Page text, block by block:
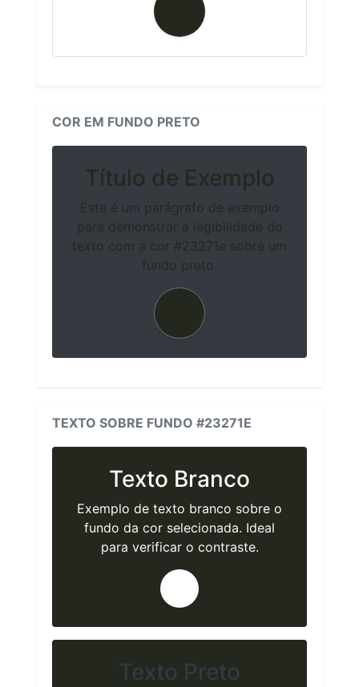
COR EM FUNDO PRETO
Título de Exemplo
Este é um parágrafo de exemplo
para demonstrar a legibilidade do
texto com a cor #23271e sobre um
fundo preto.
TEXTO SOBRE FUNDO #23271E
Texto Branco
Exemplo de texto branco sobre o
fundo da cor selecionada. Ideal
para verificar o contraste.
Texto Preto